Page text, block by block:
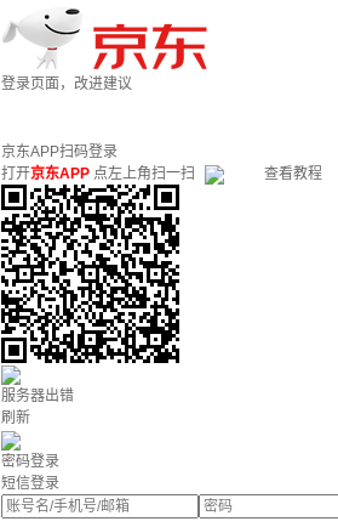
登录页面，改进建议
京东APP扫码登录
打开京东APP 点左上角扫一扫 查看教程
服务器出错
刷新
密码登录
短信登录